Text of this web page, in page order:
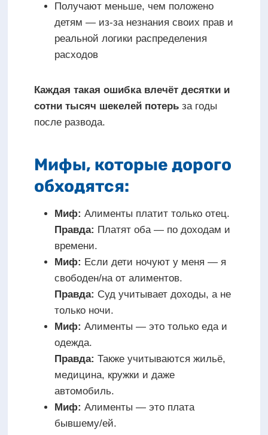
Получают меньше, чем положено
детям — из-за незнания своих прав и
реальной логики распределения
расходов
Каждая такая ошибка влечёт десятки и
сотни тысяч шекелей потерьза годы
после развода.
Мифы, которые дорого
обходятся:
Миф: Алименты платит только отец.
Правда: Платят оба — по доходам и
времени.
Миф: Если дети ночуют у меня — я
свободен/на от алиментов.
Правда: Суд учитывает доходы, а не
только ночи.
Миф: Алименты — это только еда и
одежда.
Правда: Также учитываются жильё,
медицина, кружки и даже
автомобиль.
Миф: Алименты — это плата
бывшему/ей.